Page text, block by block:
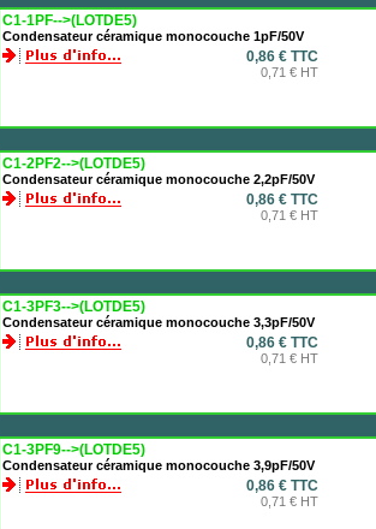
C1-1PF-->(LOTDE5)
Condensateur céramique monocouche 1pF/50V
0,86 € TTC
0,71 € HT
C1-2PF2-->(LOTDE5)
Condensateur céramique monocouche 2,2pF/50V
0,86 € TTC
0,71 € HT
C1-3PF3-->(LOTDE5)
Condensateur céramique monocouche 3,3pF/50V
0,86 € TTC
0,71 € HT
C1-3PF9-->(LOTDE5)
Condensateur céramique monocouche 3,9pF/50V
0,86 € TTC
0,71 € HT